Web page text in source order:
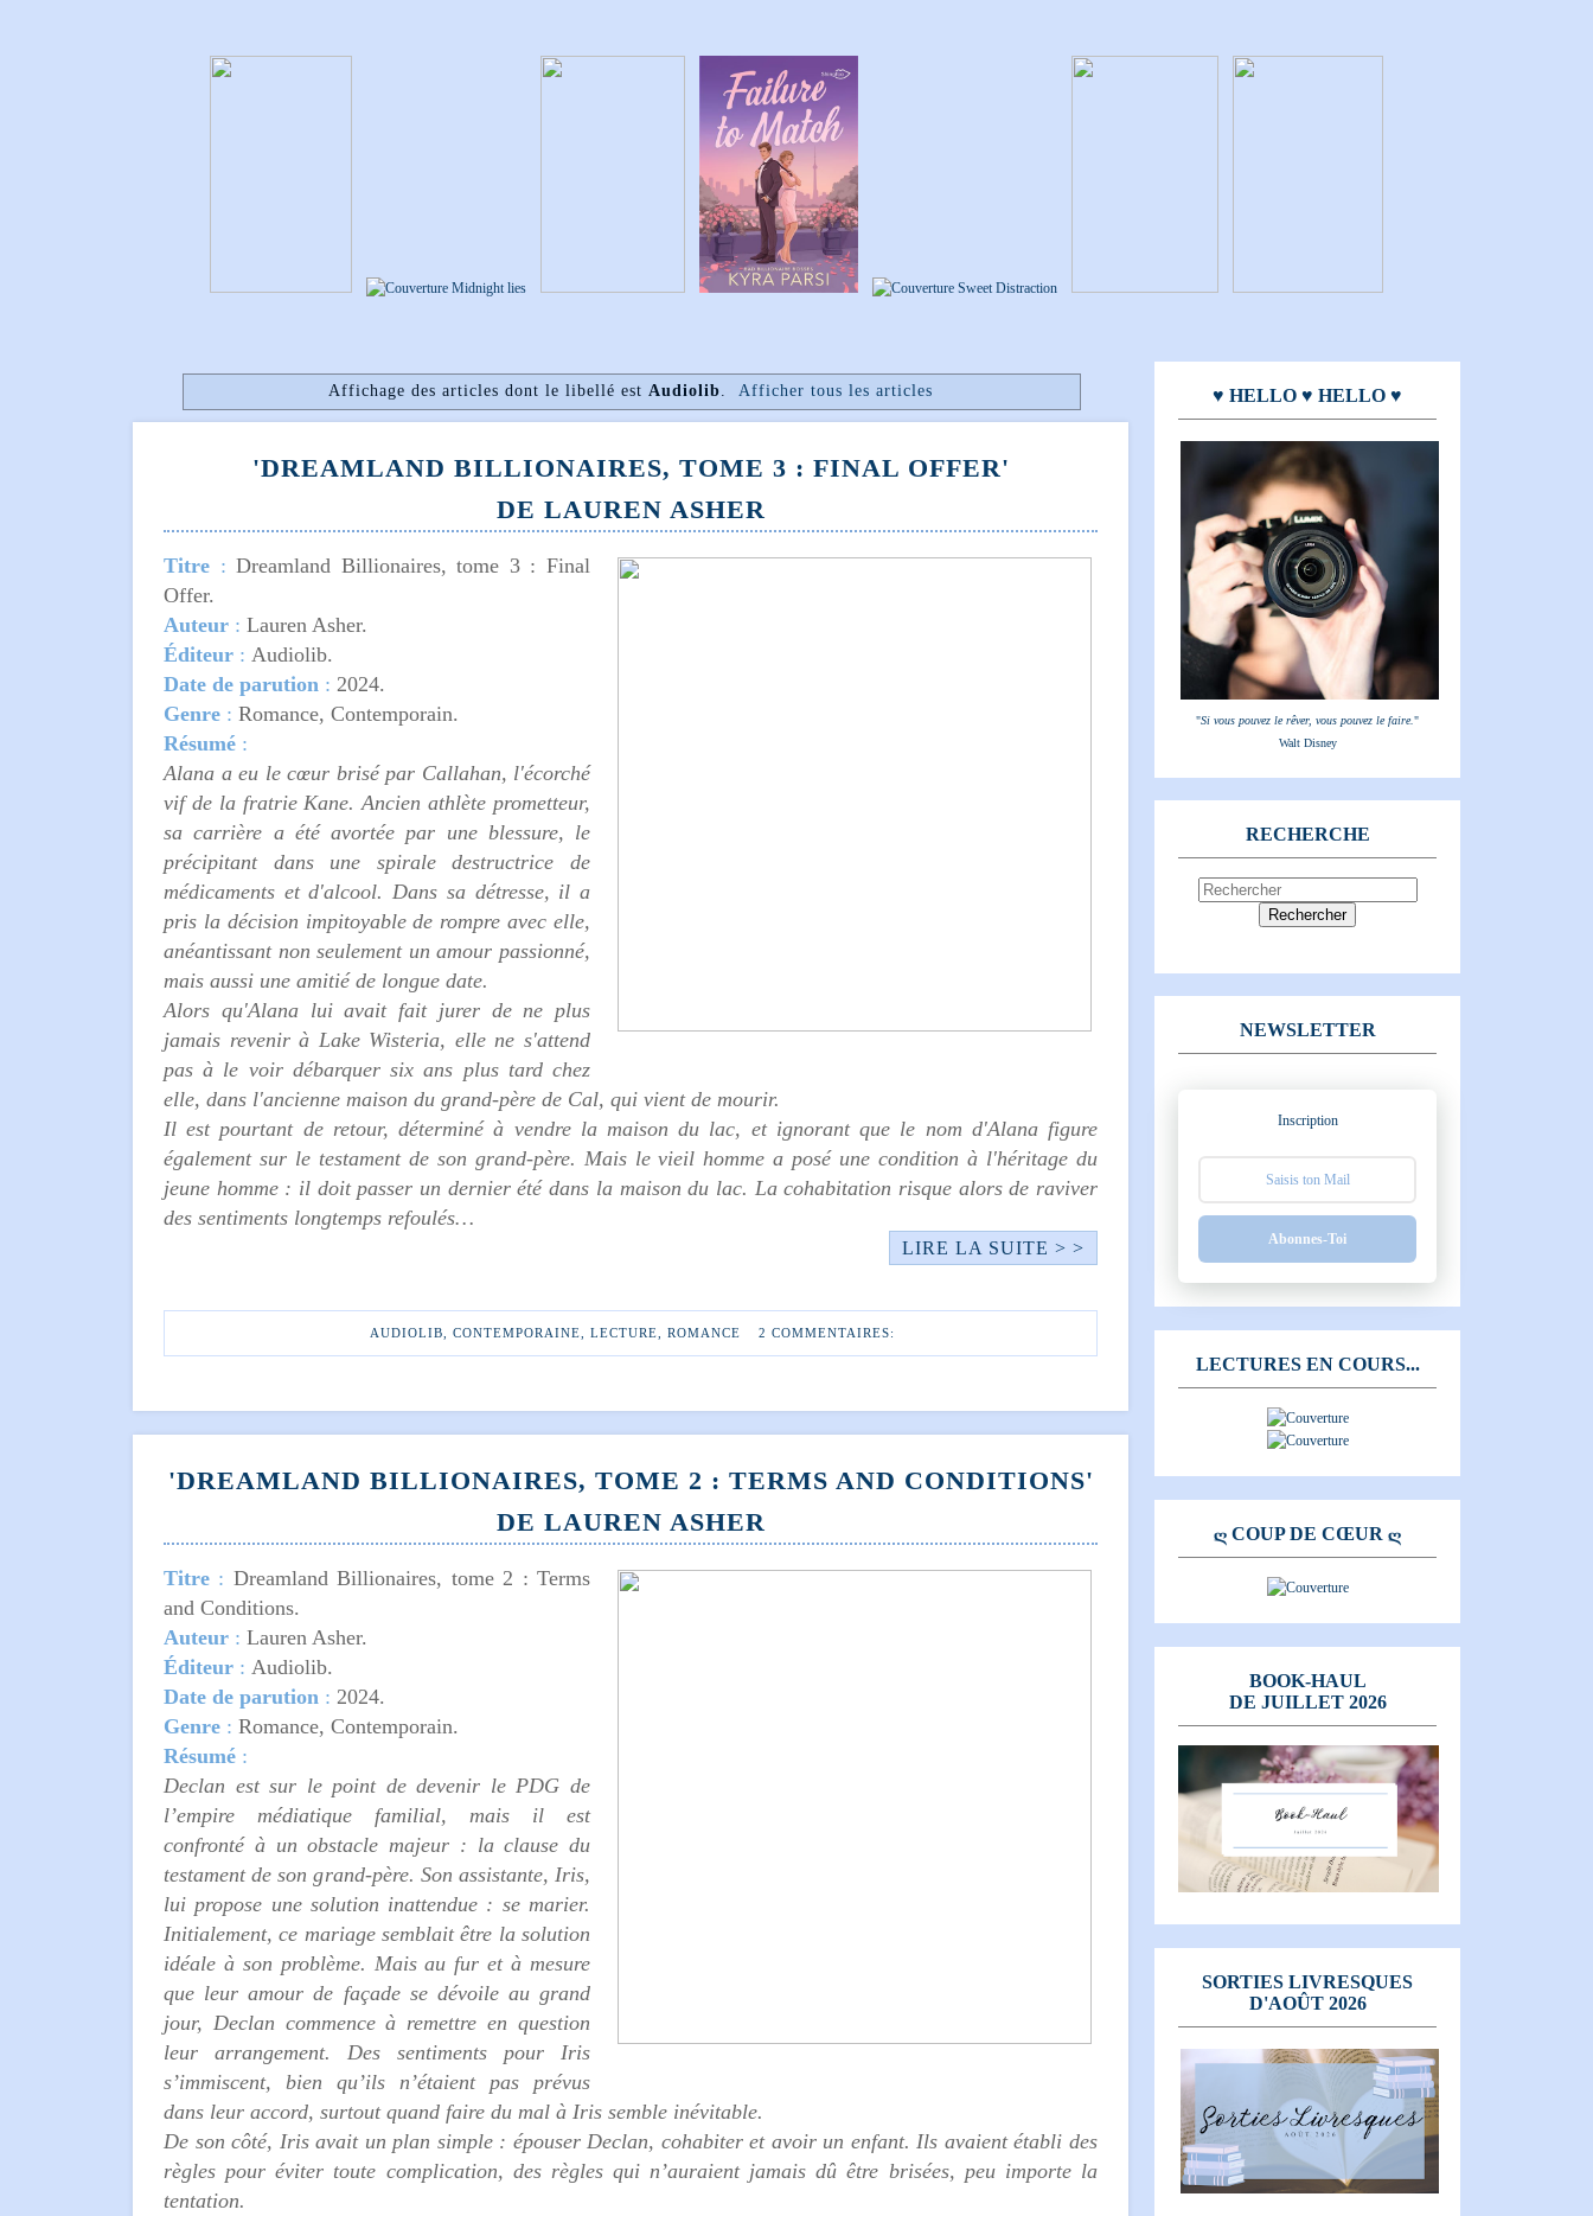
Affichage des articles dont le libellé est Audiolib. Afficher tous les articles
'DREAMLAND BILLIONAIRES, TOME 3 : FINAL OFFER'
DE LAUREN ASHER
Titre :Dreamland Billionaires, tome 3 : Final
Offer.
Auteur : Lauren Asher.
Éditeur : Audiolib.
Date de parution : 2024.
Genre : Romance, Contemporain.
Résumé :
Alana a eu le cœur brisé par Callahan, l'écorché
vif de la fratrie Kane. Ancien athlète prometteur,
sa carrière a été avortée par une blessure, le
précipitant dans une spirale destructrice de
médicaments et d'alcool. Dans sa détresse, il a
pris la décision impitoyable de rompre avec elle,
anéantissant non seulement un amour passionné,
mais aussi une amitié de longue date.
Alors qu'Alana lui avait fait jurer de ne plus
jamais revenir à Lake Wisteria, elle ne s'attend
pas à le voir débarquer six ans plus tard chez
elle, dans l'ancienne maison du grand-père de Cal, qui vient de mourir.
Il est pourtant de retour, déterminé à vendre la maison du lac, et ignorant que le nom d'Alana figure
également sur le testament de son grand-père. Mais le vieil homme a posé une condition à l'héritage du
jeune homme : il doit passer un dernier été dans la maison du lac. La cohabitation risque alors de raviver
des sentiments longtemps refoulés…
LIRE LA SUITE > >
AUDIOLIB ,CONTEMPORAINE ,LECTURE ,ROMANCE 2 COMMENTAIRES:
'DREAMLAND BILLIONAIRES, TOME 2 : TERMS AND CONDITIONS'
DE LAUREN ASHER
Titre : Dreamland Billionaires, tome 2 : Terms
and Conditions.
Auteur : Lauren Asher.
Éditeur : Audiolib.
Date de parution : 2024.
Genre : Romance, Contemporain.
Résumé :
Declan est sur le point de devenir le PDG de
l’empire médiatique familial, mais il est
confronté à un obstacle majeur : la clause du
testament de son grand-père. Son assistante, Iris,
lui propose une solution inattendue : se marier.
Initialement, ce mariage semblait être la solution
idéale à son problème. Mais au fur et à mesure
que leur amour de façade se dévoile au grand
jour, Declan commence à remettre en question
leur arrangement. Des sentiments pour Iris
s’immiscent, bien qu’ils n’étaient pas prévus
dans leur accord, surtout quand faire du mal à Iris semble inévitable.
De son côté, Iris avait un plan simple : épouser Declan, cohabiter et avoir un enfant. Ils avaient établi des
règles pour éviter toute complication, des règles qui n’auraient jamais dû être brisées, peu importe la
tentation.
♥ HELLO ♥ HELLO ♥
"Si vous pouvez le rêver, vous pouvez le faire."
Walt Disney
RECHERCHE
NEWSLETTER
Inscription
Abonnes-Toi
LECTURES EN COURS...
Ღ COUP DE CŒUR Ღ
BOOK-HAUL
DE JUILLET 2026
SORTIES LIVRESQUES
D'AOÛT 2026